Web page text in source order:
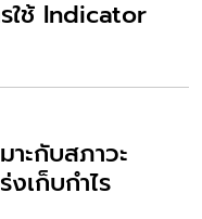
ใช้ Indicator
สร้างตาข่ายทั้ง 3
แบบ Advance
าะกับสภาวะ
เก็บกำไร